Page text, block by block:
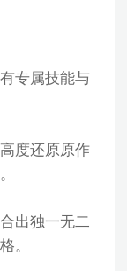
专属技能与
度还原原作
出独一无二
。